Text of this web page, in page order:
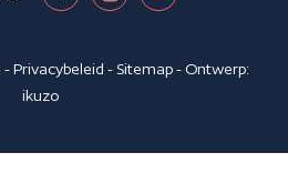
-Privacybeleid - Sitemap- Ontwerp:
ikuzo